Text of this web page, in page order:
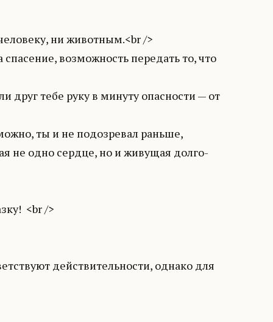
ни животным.<br />
возможность передать то, что
друг тебе руку в минуту опасности — от
ты и не подозревал раньше,
не одно сердце, но и живущая долго-
<br />
действительности, однако для